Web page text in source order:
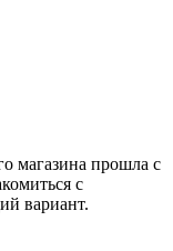
магазина прошла с
с
вариант.